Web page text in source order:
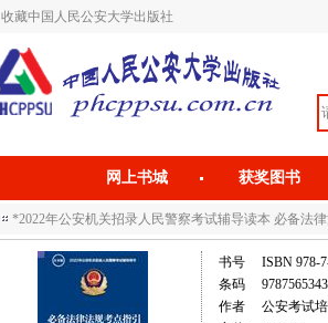
收藏中国人民公安大学出版社
网上书城 获奖图书
*2022年公安机关招录人民警察考试辅导读本 必备法律
书号
ISBN 978-
条码
作者
公安考试